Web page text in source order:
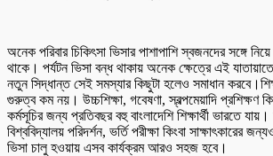
অনেক পরিবার চিকিৎসা ভিসার পাশাপাশি স্বজনদের সঙ্গে
থাকে। পর্যটন ভিসা বন্ধ থাকায় অনেক ক্ষেত্রে এই
নতুন সিদ্ধান্ত সেই সমস্যার কিছুটা হলেও সমাধান
গুরুত্ব কম নয়। উচ্চশিক্ষা, গবেষণা, স্বল্পমেয়াদি প্রশিক্ষণ
কর্মসূচির জন্য প্রতিবছর বহু বাংলাদেশি শিক্ষার্থী ভারতে যায়।
বিশ্ববিদ্যালয় পরিদর্শন, ভর্তি পরীক্ষা কিংবা সাক্ষাৎকারের
ভিসা চালু হওয়ায় এসব কার্যক্রম আরও সহজ হবে।